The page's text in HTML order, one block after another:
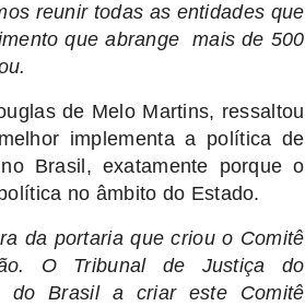
reunir todas as entidades que
que abrange mais de 500
de Melo Martins, ressaltou
implementa a política de
Brasil, exatamente porque o
no âmbito do Estado.
da portaria que criou o Comitê
O Tribunal de Justiça do
do Brasil a criar este Comitê